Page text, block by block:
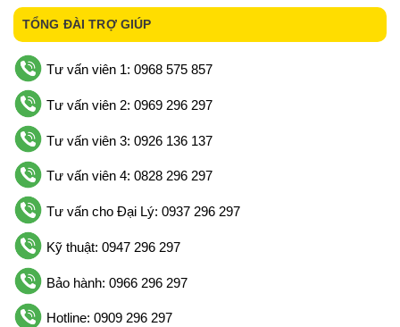
TỔNG ĐÀI TRỢ GIÚP
Tư vấn viên 1: 0968 575 857
Tư vấn viên 2: 0969 296 297
Tư vấn viên 3: 0926 136 137
Tư vấn viên 4: 0828 296 297
Tư vấn cho Đại Lý: 0937 296 297
Kỹ thuật: 0947 296 297
Bảo hành: 0966 296 297
Hotline: 0909 296 297